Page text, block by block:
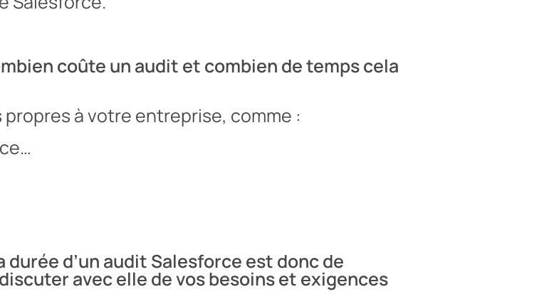
coûte un audit et combien de temps cela
à votre entreprise, comme :
d’un audit Salesforce est donc de
avec elle de vos besoins et exigences